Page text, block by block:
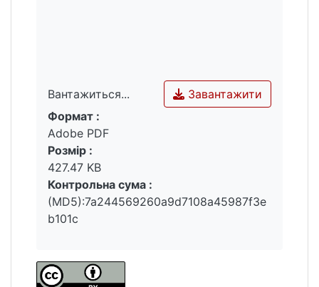
Вантажиться...
Вантажиться...
Завантажити
Формат :
Adobe PDF
Розмір :
427.47 KB
Контрольна сума :
(MD5):7a244569260a9d7108a45987f3e
b101c